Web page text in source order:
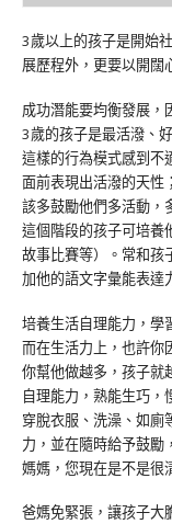
3歲以上的孩子是開始
展歷程外，更要以開闊
成功潛能要均衡發展，
3歲的孩子是最活潑、
這樣的行為模式感到不
面前表現出活潑的天性
該多鼓勵他們多活動，
這個階段的孩子可培養
故事比賽等）。常和孩
加他的語文字彙能表達
培養生活自理能力，學
而在生活力上，也許你
你幫他做越多，孩子就
自理能力，熟能生巧，
穿脫衣服、洗澡、如廁
力，並在隨時給予鼓勵
媽媽，您現在是不是很
爸媽免緊張，讓孩子大